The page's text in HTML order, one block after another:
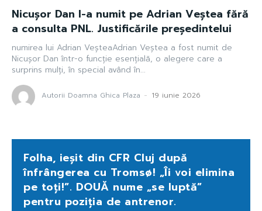
Nicușor Dan l-a numit pe Adrian Veștea fără
a consulta PNL. Justificările președintelui
numirea lui Adrian VeșteaAdrian Veștea a fost numit de
Nicușor Dan într-o funcție esențială, o alegere care a
surprins mulți, în special având în...
Autorii Doamna Ghica Plaza - 19 iunie 2026
Folha, ieșit din CFR Cluj după
înfrângerea cu Tromsø! „Îi voi elimina
pe toți!”. DOUĂ nume „se luptă”
pentru poziția de antrenor.